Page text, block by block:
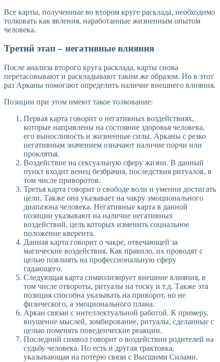
Все карты, полученные во втором круге расклада, необходимо
толковать как явления, наработанные жизненным опытом
человека.
Третий этап – негативные влияния
После анализа второго круга расклада, карты снова
перетасовывают и раскладывают таким же образом. Но в этот
раз Арканы помогают определить наличие внешнего влияния.
Позиции при этом имеют такое толкование:
Первая карта говорит о негативных воздействиях,
которые направлены на состояние здоровья человека,
его выносливость и жизненные силы. Арканы с резко
негативным значением означают наличие порчи или
проклятья.
Воздействие на сексуальную сферу жизни. В данный
пункт входит венец безбрачия, последствия ритуалов, в
том числе приворотов.
Третья карта говорит о свободе воли и умении достигать
цели. Также она указывает на чакру эмоционального
диапазона человека. Негативные карта в данной
позиции указывают на наличие негативных
воздействий, цель которых изменить социальное
положение кверента.
Данная карта говорит о чакре, отвечающей за
магические воздействия. Как правило, их проводят с
целью повлиять на профессиональную сферу
гадающего.
Следующая карта символизирует внешние влияния, в
том числе отвороты, ритуалы на тоску и т.д. Также эта
позиция способна указывать на приворот, но не
физического, а эмоционального плана.
Аркан связан с интеллектуальной работой. К примеру,
внушение мыслей, зомбирование, ритуалы, сделанные с
целью поменять поведенческие реакции.
Последний символ говорит о воздействии родителей на
судьбу человека. Но есть и другая трактовка,
указывающая на потерю связи с Высшими Силами.